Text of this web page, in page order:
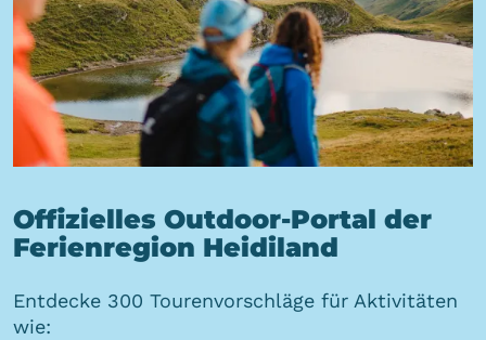
Offizielles Outdoor-Portal der
Ferienregion Heidiland
Entdecke 300 Tourenvorschläge für Aktivitäten
wie: